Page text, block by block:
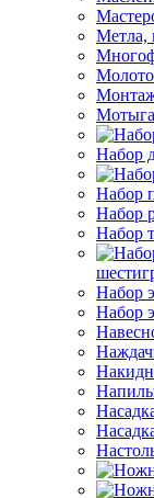
Метла,
Мотыга
Набор
Набор
Набор
Набор
Набор
Набор